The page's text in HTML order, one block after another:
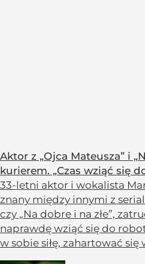
Aktor z „Ojca Mateusza” i
kurierem. „Czas wziąć się
33-letni aktor i wokalista
znany między innymi z
czy „Na dobre i na złe”,
naprawdę wziąć się do
w sobie siłę, zahartować się